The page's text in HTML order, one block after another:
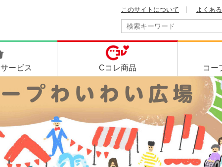
このサイトについて よくあ
サービス Cコレ商品 コー